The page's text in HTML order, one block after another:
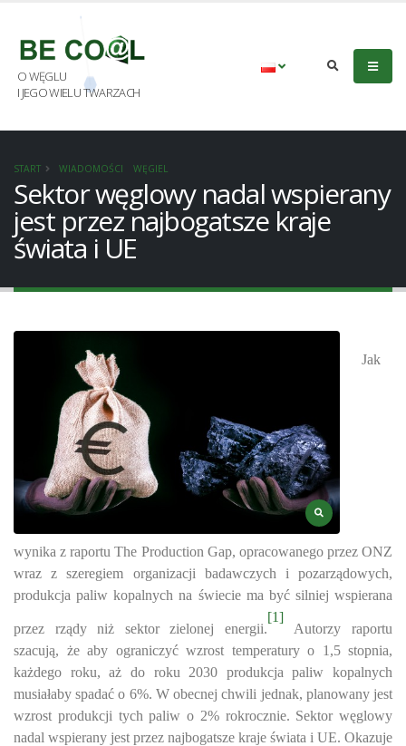
O WĘGLU
I JEGO WIELU TWARZACH
START WIADOMOŚCI WĘGIEL
Sektor węglowy nadal wspierany
jest przez najbogatsze kraje
świata i UE
Jak
wynika z raportu The Production Gap, opracowanego przez ONZ
wraz z szeregiem organizacji badawczych i pozarządowych,
produkcja paliw kopalnych na świecie ma być silniej wspierana
przez rządy niż sektor zielonej energii.
[1]
Autorzy raportu
szacują, że aby ograniczyć wzrost temperatury o 1,5 stopnia,
każdego roku, aż do roku 2030 produkcja paliw kopalnych
musiałaby spadać o 6%. W obecnej chwili jednak, planowany jest
wzrost produkcji tych paliw o 2% rokrocznie. Sektor węglowy
nadal wspierany jest przez najbogatsze kraje świata i UE. Okazuje